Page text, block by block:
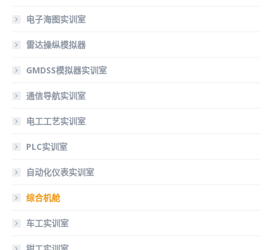
电子海图实训室
雷达操纵模拟器
GMDSS模拟器实训室
通信导航实训室
电工工艺实训室
PLC实训室
自动化仪表实训室
综合机舱
车工实训室